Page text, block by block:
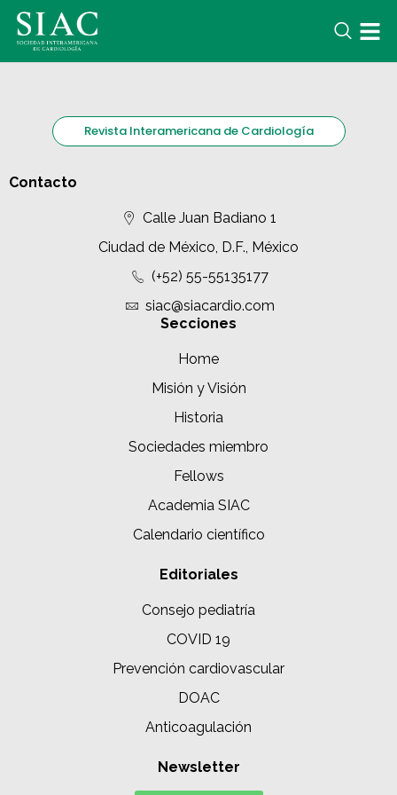
Revista Interamericana de Cardiología
Contacto
Calle Juan Badiano 1
Ciudad de México, D.F., México
(+52) 55-55135177
siac@siacardio.com
Secciones
Home
Misión y Visión
Historia
Sociedades miembro
Fellows
Academia SIAC
Calendario científico
Editoriales
Consejo pediatría
COVID 19
Prevención cardiovascular
DOAC
Anticoagulación
Newsletter